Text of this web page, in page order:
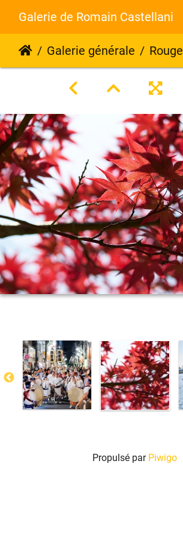
Galerie de Romain Castellani
Galerie générale Rouge
Propulsé par Piwigo